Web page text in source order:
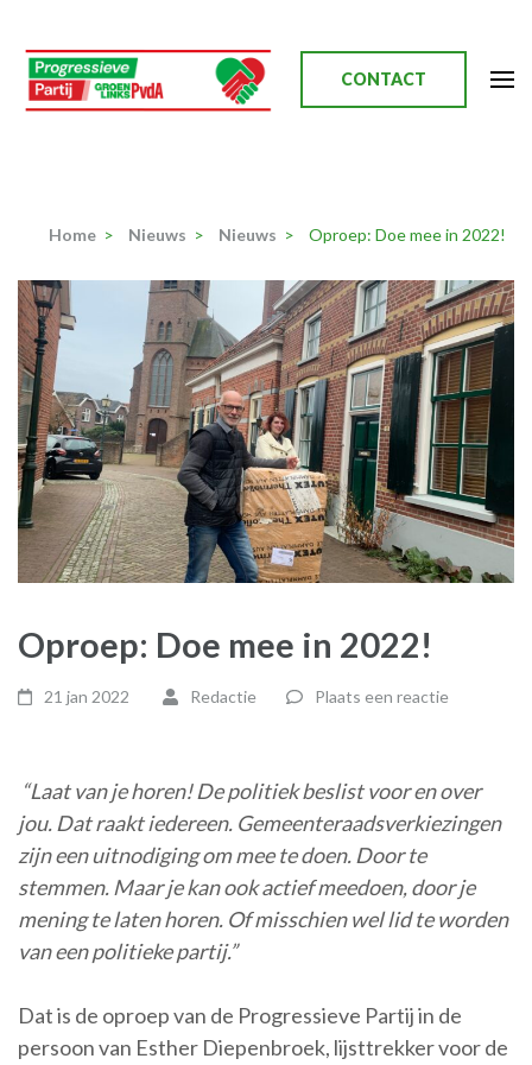
naar
inhoud
(Druk
CONTACT
Home > Nieuws > Nieuws > Oproep: Doe mee in 2022!
Oproep: Doe mee in 2022!
21 jan 2022 Redactie Plaats een reactie
“Laat van je horen! De politiek beslist voor en over
jou. Dat raakt iedereen. Gemeenteraadsverkiezingen
zijn een uitnodiging om mee te doen. Door te
stemmen. Maar je kan ook actief meedoen, door je
mening te laten horen. Of misschien wel lid te worden
van een politieke partij.”
Dat is de oproep van de Progressieve Partij in de
persoon van Esther Diepenbroek, lijsttrekker voor de